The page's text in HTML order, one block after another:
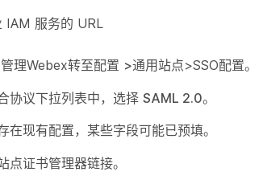
IAM 服务的 URL
理Webex转至配置 >通用站点>SSO配置。
协议下拉列表中，选择 SAML 2.0。
在现有配置，某些字段可能已预填。
点证书管理器链接。